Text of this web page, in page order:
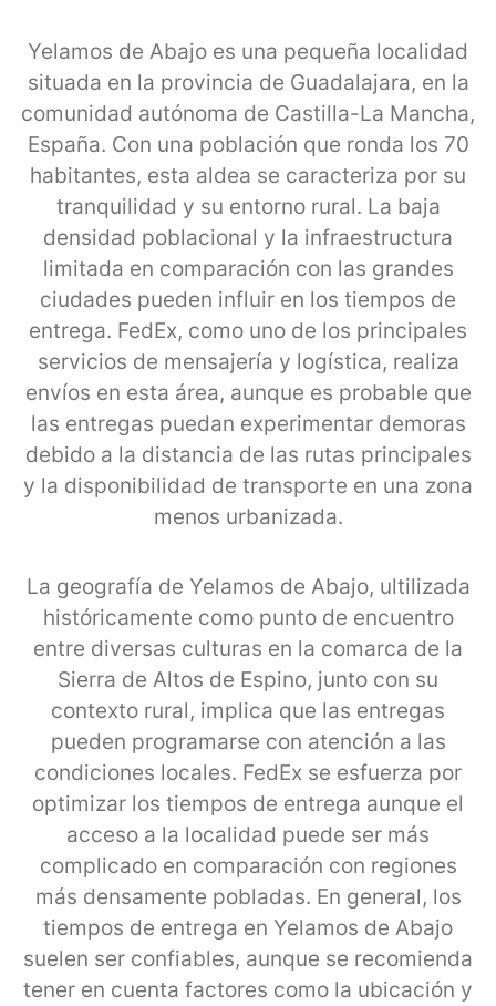
Yelamos de Abajo es una pequeña localidad
situada en la provincia de Guadalajara, en la
comunidad autónoma de Castilla-La Mancha,
España. Con una población que ronda los 70
habitantes, esta aldea se caracteriza por su
tranquilidad y su entorno rural. La baja
densidad poblacional y la infraestructura
limitada en comparación con las grandes
ciudades pueden influir en los tiempos de
entrega. FedEx, como uno de los principales
servicios de mensajería y logística, realiza
envíos en esta área, aunque es probable que
las entregas puedan experimentar demoras
debido a la distancia de las rutas principales
y la disponibilidad de transporte en una zona
menos urbanizada.
La geografía de Yelamos de Abajo, ultilizada
históricamente como punto de encuentro
entre diversas culturas en la comarca de la
Sierra de Altos de Espino, junto con su
contexto rural, implica que las entregas
pueden programarse con atención a las
condiciones locales. FedEx se esfuerza por
optimizar los tiempos de entrega aunque el
acceso a la localidad puede ser más
complicado en comparación con regiones
más densamente pobladas. En general, los
tiempos de entrega en Yelamos de Abajo
suelen ser confiables, aunque se recomienda
tener en cuenta factores como la ubicación y